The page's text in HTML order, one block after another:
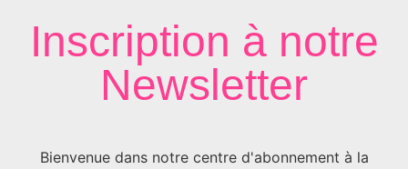
Inscription à notre
Newsletter
Bienvenue dans notre centre d'abonnement à la